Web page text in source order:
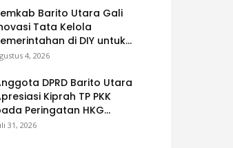
Barito Utara Gali
Tata Kelola
di DIY untuk...
4, 2026
DPRD Barito Utara
Kiprah TP PKK
Peringatan HKG...
31, 2026